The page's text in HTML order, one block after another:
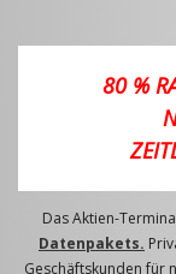
80 %
Das Aktien-
Datenpakets.
Geschäftskunden für